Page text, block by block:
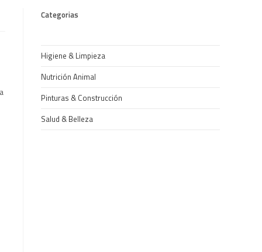
Categorias
Higiene & Limpieza
Nutrición Animal
Pinturas & Construcción
Salud & Belleza